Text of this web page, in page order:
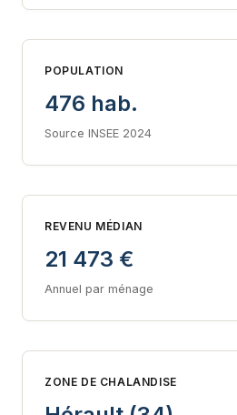
POPULATION
476 hab.
Source INSEE 2024
REVENU MÉDIAN
21 473 €
Annuel par ménage
ZONE DE CHALANDISE